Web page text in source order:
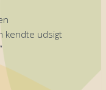
kendte udsigt